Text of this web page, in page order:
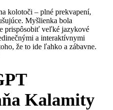
kolotoči – plné prekvapení,
Myšlienka bola
prispôsobiť veľké jazykové
a interaktívnymi
že to ide ľahko a zábavne.
Kalamity